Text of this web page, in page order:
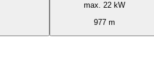
max. 22 kW
977 m